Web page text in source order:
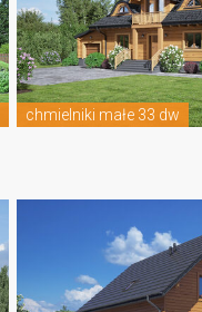
chmielniki małe 33 dw